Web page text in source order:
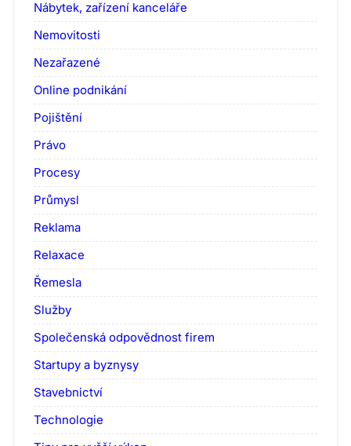
Nábytek, zařízení kanceláře
Nemovitosti
Nezařazené
Online podnikání
Pojištění
Právo
Procesy
Průmysl
Reklama
Relaxace
Řemesla
Služby
Společenská odpovědnost firem
Startupy a byznysy
Stavebnictví
Technologie